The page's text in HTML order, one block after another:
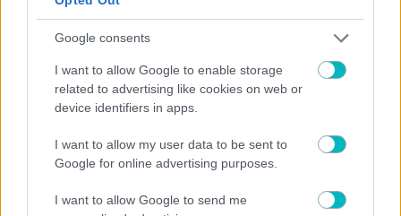
Google consents
I want to allow Google to enable storage
related to advertising like cookies on web or
device identifiers in apps.
I want to allow my user data to be sent to
Google for online advertising purposes.
I want to allow Google to send me